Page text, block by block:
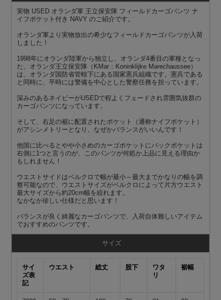
実物 USED オランダ軍 王立保安隊 フィールドカーゴパンツ ナ
イフポケット付き NAVY のご紹介です。
オランダ軍より実物放出の希少なフィールドカーゴパンツが入荷
しました！
1998年にオランダ陸軍から独立し、オランダ4番目の軍種となっ
た、オランダ王立保安隊（KMar：Koninklijke Marechaussee）
は、オランダ国防省管轄下にある国家憲兵組織です。憲兵である
と同時に、平時には警備を中心とした警察任務を担っています。
深みのあるネイビーがUSEDで程よくフェードされ雰囲気抜群の
カーゴパンツになっています。
そして、右足の裾に配置されたポケット（通称ナイフポケット）
がアシンメトリーとなり、なぜかバランスがいいんです！
他国に比べるとやや小さめのカーゴポケットにバックポケットは
右側に1つと言うのが、このパンツが何処か上品に見える理由か
もしれません！
ウエストサイドはベルクロで幅が最小～最大までかなりの幅を調
整可能なので、ウエストサイズがベルクロによって片方ウエスト
最大サイズから約20cm幅を絞れます。
なかなか珍しい仕様だと思います！
バランスが良く綺麗なカーゴパンツで、入荷自体難しいアイテム
でおすすめのパンツです。
サイズ
サイ
ズ表
記
ウエスト 総丈 股下
ワタ
リ
裾幅